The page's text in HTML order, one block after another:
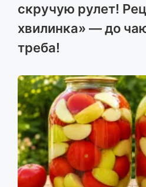
скручую рулет!
хвилинка» — до
треба!